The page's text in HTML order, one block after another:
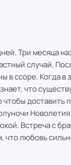
Три месяца
случай.
в ссоре. Когда в
что
доставить
Встреча с
что любовь